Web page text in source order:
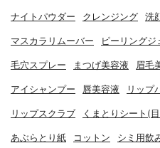
ナイトパウダー クレンジング 洗
マスカラリムーバー ピーリング
毛穴スプレー まつげ美容液 眉毛
アイシャンプー 唇美容液 リップ
リップスクラブ くまとりシート(
あぶらとり紙 コットン シミ用飲